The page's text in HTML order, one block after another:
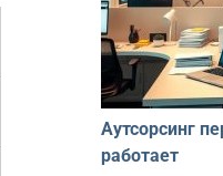
Аутсорсинг
работает